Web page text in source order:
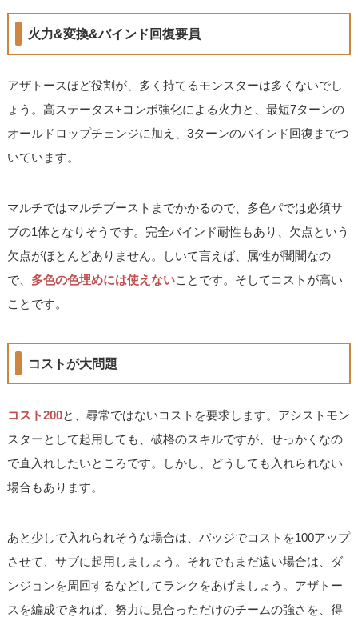
火力&変換&バインド回復要員
アザトースほど役割が、多く持てるモンスターは多くないでし
ょう。高ステータス+コンボ強化による火力と、最短7ターンの
オールドロップチェンジに加え、3ターンのバインド回復までつ
いています。
マルチではマルチブーストまでかかるので、多色パでは必須サ
ブの1体となりそうです。完全バインド耐性もあり、欠点という
欠点がほとんどありません。しいて言えば、属性が闇闇なの
で、 多色の色埋めには使えないことです。そしてコストが高い
ことです。
コストが大問題
コスト200と、尋常ではないコストを要求します。アシストモン
スターとして起用しても、破格のスキルですが、せっかくなの
で直入れしたいところです。しかし、どうしても入れられない
場合もあります。
あと少しで入れられそうな場合は、バッジでコストを100アップ
させて、サブに起用しましょう。それでもまだ遠い場合は、ダ
ンジョンを周回するなどしてランクをあげましょう。アザトー
スを編成できれば、努力に見合っただけのチームの強さを、得